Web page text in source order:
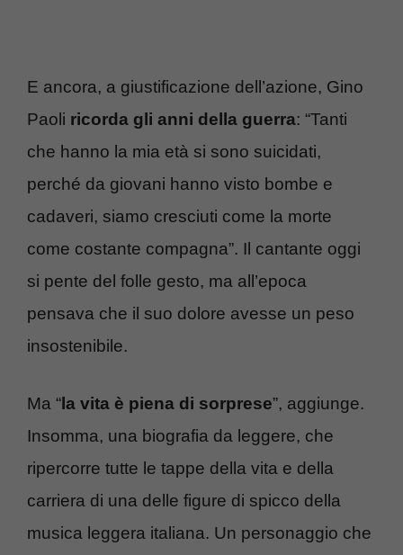
E ancora, a giustificazione dell’azione, Gino
Paoli ricorda gli anni della guerra: “Tanti
che hanno la mia età si sono suicidati,
perché da giovani hanno visto bombe e
cadaveri, siamo cresciuti come la morte
come costante compagna”. Il cantante oggi
si pente del folle gesto, ma all’epoca
pensava che il suo dolore avesse un peso
insostenibile.
Ma “ la vita è piena di sorprese”, aggiunge.
Insomma, una biografia da leggere, che
ripercorre tutte le tappe della vita e della
carriera di una delle figure di spicco della
musica leggera italiana. Un personaggio che